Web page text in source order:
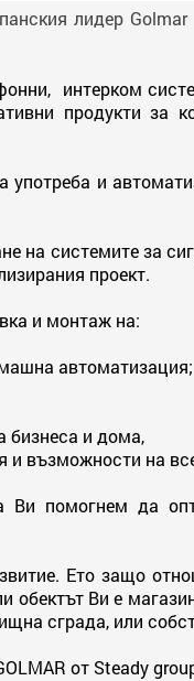
лидер
интерком
продукти за
употреба и
на системите за
проект.
и монтаж на:
автоматизация;
бизнеса и дома,
възможности на
помогнем да
Ето защо
Ви е
сграда, или
от Steady